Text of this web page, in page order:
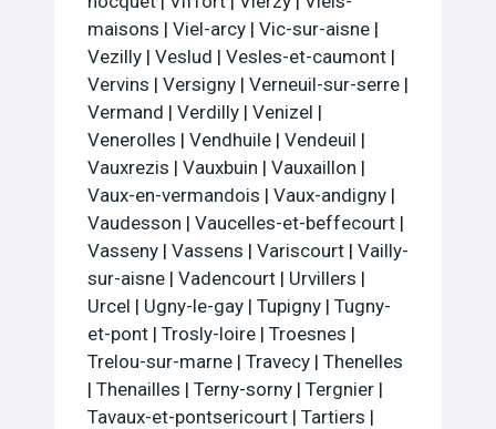
maisons | Viel-arcy | Vic-sur-aisne |
Vezilly | Veslud | Vesles-et-caumont |
Vervins | Versigny | Verneuil-sur-serre |
Vermand | Verdilly | Venizel |
Venerolles | Vendhuile | Vendeuil |
Vauxrezis | Vauxbuin | Vauxaillon |
Vaux-en-vermandois | Vaux-andigny |
Vaudesson | Vaucelles-et-beffecourt |
Vasseny | Vassens | Variscourt | Vailly-
sur-aisne | Vadencourt | Urvillers |
Urcel | Ugny-le-gay | Tupigny | Tugny-
et-pont | Trosly-loire | Troesnes |
Trelou-sur-marne | Travecy | Thenelles
| Thenailles | Terny-sorny | Tergnier |
Tavaux-et-pontsericourt | Tartiers |